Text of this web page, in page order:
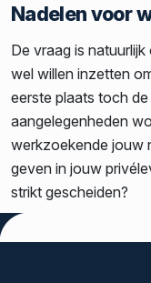
Nadelen voor
De vraag is
wel willen inzetten
eerste plaats toch
aangelegenheden
werkzoekende jouw
geven in jouw
strikt gescheiden?